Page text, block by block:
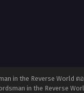
in the Reverse World
in the Reverse